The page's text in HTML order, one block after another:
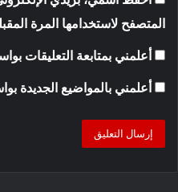
المتصفح لاستخدامها المرة
أعلمني بمتابعة التعليقات
أعلمني بالمواضيع الجديدة